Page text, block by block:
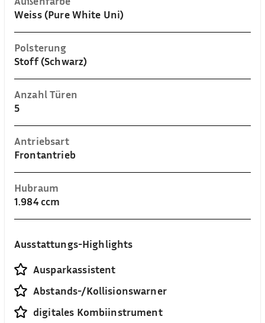
Weiss (Pure White Uni)
Polsterung
Stoff (Schwarz)
Anzahl Türen
5
Antriebsart
Frontantrieb
Hubraum
1.984 ccm
Ausstattungs-Highlights
Ausparkassistent
Abstands-/Kollisionswarner
digitales Kombiinstrument